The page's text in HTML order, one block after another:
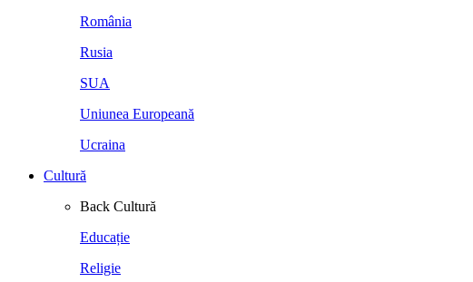
România
Rusia
SUA
Uniunea Europeană
Ucraina
Cultură
Back Cultură
Educație
Religie